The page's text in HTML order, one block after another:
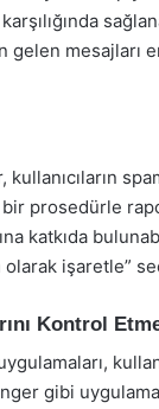
gelen
bir prosedürle
katkıda
işaretle”
Kontrol
gibi